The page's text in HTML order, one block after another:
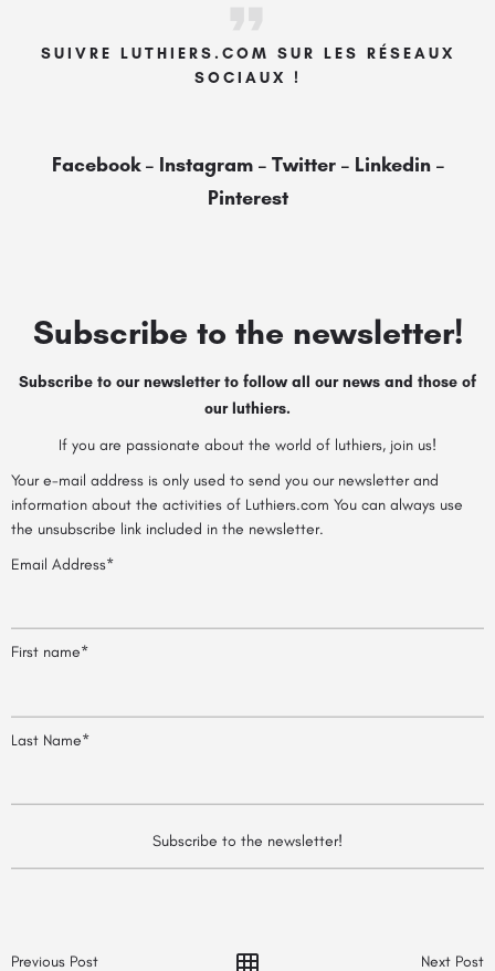
SUIVRE LUTHIERS.COM SUR LES RÉSEAUX
SOCIAUX !
Facebook– Instagram– Twitter– Linkedin–
Pinterest
Subscribe to the newsletter!
Subscribe to our newsletter to follow all our news and those of
our luthiers.
If you are passionate about the world of luthiers, join us!
Your e-mail address is only used to send you our newsletter and
information about the activities of Luthiers.com You can always use
the unsubscribe link included in the newsletter.
Email Address*
First name*
Last Name*
Previous Post Next Post